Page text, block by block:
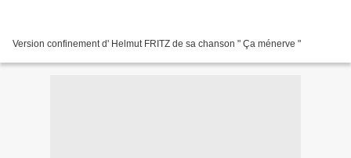
Version confinement d' Helmut FRITZ de sa chanson " Ça ménerve "